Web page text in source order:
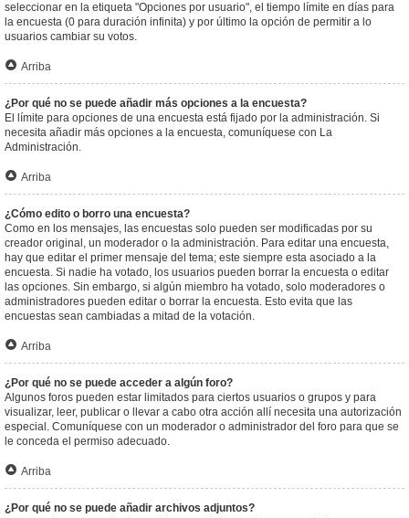
seleccionar en la etiqueta "Opciones por usuario", el tiempo límite en días para
la encuesta (0 para duración infinita) y por último la opción de permitir a lo
usuarios cambiar su votos.
Arriba
¿Por qué no se puede añadir más opciones a la encuesta?
El límite para opciones de una encuesta está fijado por la administración. Si
necesita añadir más opciones a la encuesta, comuníquese con La
Administración.
Arriba
¿Cómo edito o borro una encuesta?
Como en los mensajes, las encuestas solo pueden ser modificadas por su
creador original, un moderador o la administración. Para editar una encuesta,
hay que editar el primer mensaje del tema; este siempre esta asociado a la
encuesta. Si nadie ha votado, los usuarios pueden borrar la encuesta o editar
las opciones. Sin embargo, si algún miembro ha votado, solo moderadores o
administradores pueden editar o borrar la encuesta. Esto evita que las
encuestas sean cambiadas a mitad de la votación.
Arriba
¿Por qué no se puede acceder a algún foro?
Algunos foros pueden estar limitados para ciertos usuarios o grupos y para
visualizar, leer, publicar o llevar a cabo otra acción allí necesita una autorización
especial. Comuníquese con un moderador o administrador del foro para que se
le conceda el permiso adecuado.
Arriba
¿Por qué no se puede añadir archivos adjuntos?